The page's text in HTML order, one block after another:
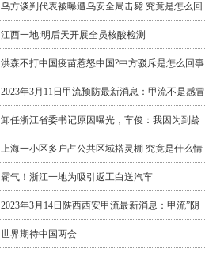
乌方谈判代表被曝遭乌安全局击毙 究竟是怎么回
江西一地:明后天开展全员核酸检测
洪森不打中国疫苗惹怒中国?中方驳斥是怎么回事
2023年3月11日甲流预防最新消息：甲流不是感冒
卸任浙江省委书记原因曝光，车俊：我因为到龄
上海一小区多户占公共区域搭灵棚 究竟是什么情
霸气！浙江一地为吸引返工白送汽车
2023年3月14日陕西西安甲流最新消息：甲流”阴
世界期待中国两会